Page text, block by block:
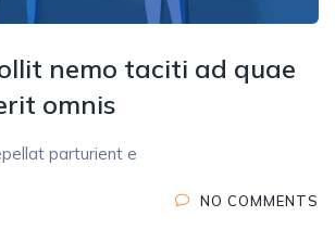
nemo taciti ad quae
omnis
parturient e
NO COMMENTS